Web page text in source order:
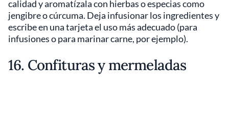
calidad y aromatízala con hierbas o especias como
jengibre o cúrcuma. Deja infusionar los ingredientes y
escribe en una tarjeta el uso más adecuado (para
infusiones o para marinar carne, por ejemplo).
16. Confituras y mermeladas